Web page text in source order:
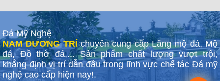
Đá Mỹ Nghệ
NAM DƯƠNG TRÍ chuyên cung cấp Lăng mộ đá, Mộ
đá, Đồ thờ đá,... Sản phẩm chất lượng vượt trội,
khẳng định vị trí dẫn đầu trong lĩnh vực chế tác Đá mỹ
nghệ cao cấp hiện nay!.